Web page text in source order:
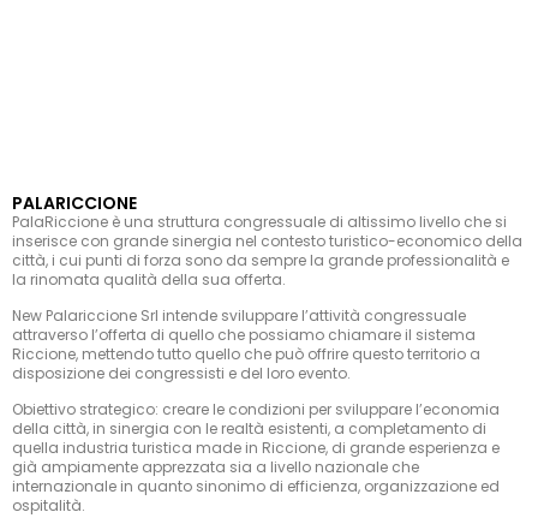
PALARICCIONE
PalaRiccione è una struttura congressuale di altissimo livello che si
inserisce con grande sinergia nel contesto turistico-economico della
città, i cui punti di forza sono da sempre la grande professionalità e
la rinomata qualità della sua offerta.
New Palariccione Srl intende sviluppare l’attività congressuale
attraverso l’offerta di quello che possiamo chiamare il sistema
Riccione, mettendo tutto quello che può offrire questo territorio a
disposizione dei congressisti e del loro evento.
Obiettivo strategico: creare le condizioni per sviluppare l’economia
della città, in sinergia con le realtà esistenti, a completamento di
quella industria turistica made in Riccione, di grande esperienza e
già ampiamente apprezzata sia a livello nazionale che
internazionale in quanto sinonimo di efficienza, organizzazione ed
ospitalità.